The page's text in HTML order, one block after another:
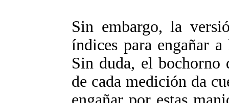
Sin embargo, la
índices para engañar
Sin duda, el bochorno
de cada medición da